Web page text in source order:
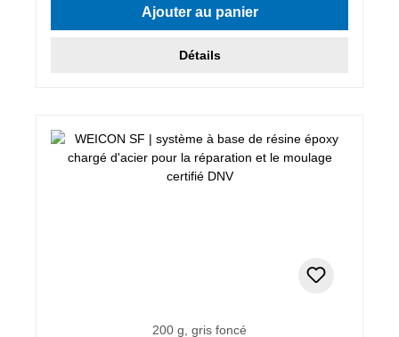
Ajouter au panier
Détails
200 g, gris foncé